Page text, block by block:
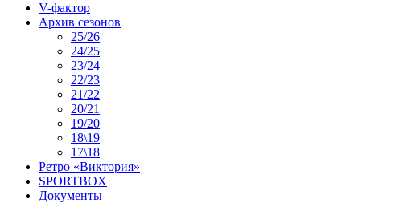
V-фактор
Архив сезонов
25/26
24/25
23/24
22/23
21/22
20/21
19/20
18\19
17\18
Ретро «Виктория»
SPORTBOX
Документы